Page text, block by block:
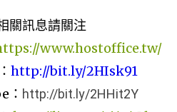
關訊息請關注
www.hostoffice.tw/
http://bit.ly/2HIsk91
： http://bit.ly/2HHit2Y